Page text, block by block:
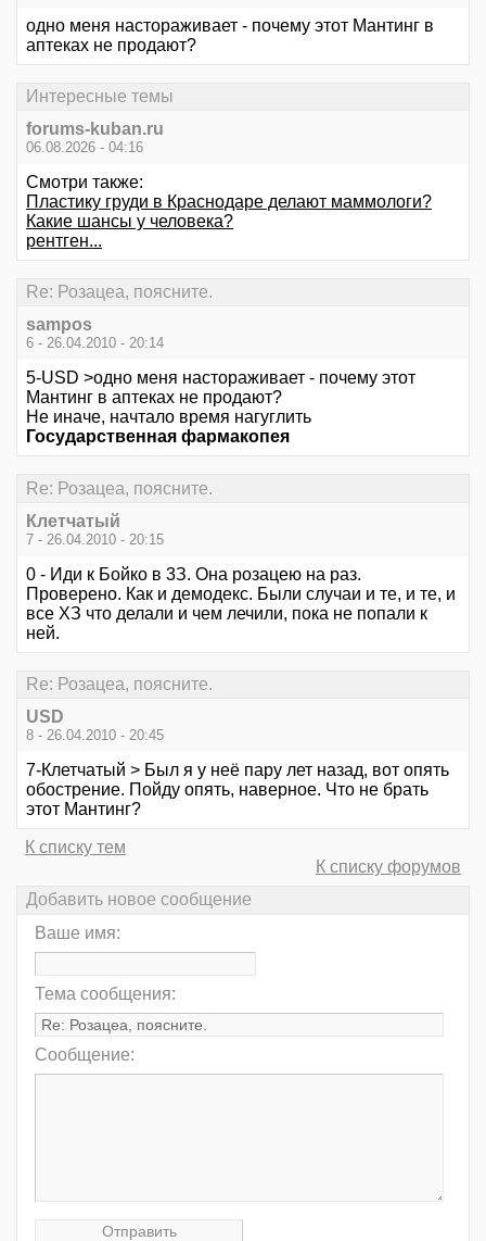
одно меня настораживает - почему этот Мантинг в
аптеках не продают?
Интересные темы
forums-kuban.ru
06.08.2026 - 04:16
Смотри также:
Пластику груди в Краснодаре делают маммологи?
Какие шансы у человека?
рентген...
Re: Розацеа, поясните.
sampos
6 - 26.04.2010 - 20:14
5-USD >одно меня настораживает - почему этот
Мантинг в аптеках не продают?
Не иначе, начтало время нагуглить
Государственная фармакопея
Re: Розацеа, поясните.
Клетчатый
7 - 26.04.2010 - 20:15
0 - Иди к Бойко в 3З. Она розацею на раз.
Проверено. Как и демодекс. Были случаи и те, и те, и
все ХЗ что делали и чем лечили, пока не попали к
ней.
Re: Розацеа, поясните.
USD
8 - 26.04.2010 - 20:45
7-Клетчатый > Был я у неё пару лет назад, вот опять
обострение. Пойду опять, наверное. Что не брать
этот Мантинг?
К списку тем
К списку форумов
Добавить новое сообщение
Ваше имя:
Тема сообщения:
Сообщение: